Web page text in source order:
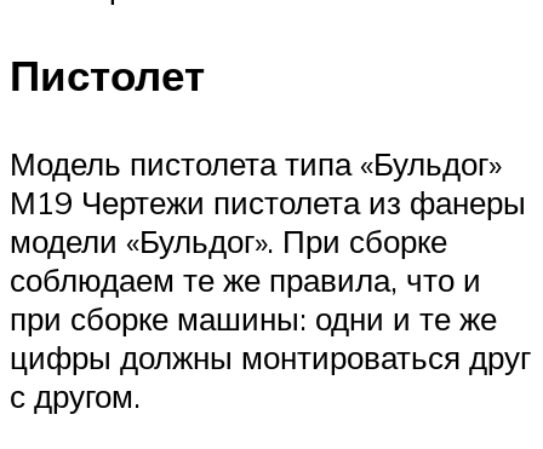
Пистолет
Модель пистолета типа «Бульдог»
М19 Чертежи пистолета из фанеры
модели «Бульдог». При сборке
соблюдаем те же правила, что и
при сборке машины: одни и те же
цифры должны монтироваться друг
с другом.